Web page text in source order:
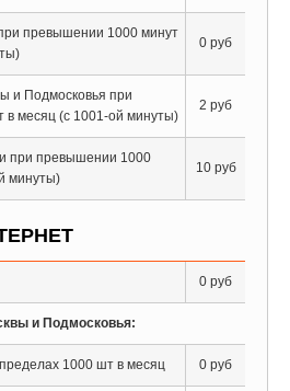
превышении 1000 минут
0 руб
и Подмосковья при
месяц (с 1001-ой минуты)
2 руб
при превышении 1000
минуты)
10 руб
0 руб
и Подмосковья:
1000 шт в месяц 0 руб